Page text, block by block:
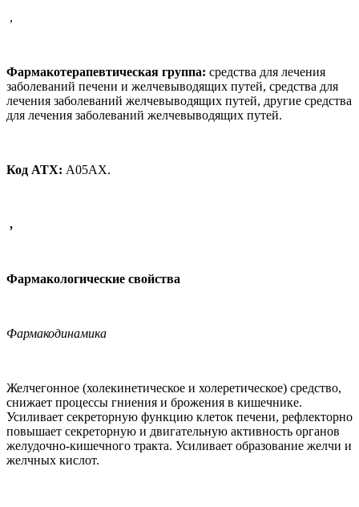
,
Фармакотерапевтическая группа: средства для лечения
заболеваний печени и желчевыводящих путей, средства для
лечения заболеваний желчевыводящих путей, другие средства
для лечения заболеваний желчевыводящих путей.
Код АТХ: А05АХ.
,
Фармакологические свойства
Фармакодинамика
Желчегонное (холекинетическое и холеретическое) средство,
снижает процессы гниения и брожения в кишечнике.
Усиливает секреторную функцию клеток печени, рефлекторно
повышает секреторную и двигательную активность органов
желудочно-кишечного тракта. Усиливает образование желчи и
желчных кислот.